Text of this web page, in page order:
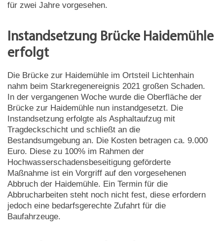
für zwei Jahre vorgesehen.
Instandsetzung Brücke Haidemühle
erfolgt
Die Brücke zur Haidemühle im Ortsteil Lichtenhain
nahm beim Starkregenereignis 2021 großen Schaden.
In der vergangenen Woche wurde die Oberfläche der
Brücke zur Haidemühle nun instandgesetzt. Die
Instandsetzung erfolgte als Asphaltaufzug mit
Tragdeckschicht und schließt an die
Bestandsumgebung an. Die Kosten betragen ca. 9.000
Euro. Diese zu 100% im Rahmen der
Hochwasserschadensbeseitigung geförderte
Maßnahme ist ein Vorgriff auf den vorgesehenen
Abbruch der Haidemühle. Ein Termin für die
Abbrucharbeiten steht noch nicht fest, diese erfordern
jedoch eine bedarfsgerechte Zufahrt für die
Baufahrzeuge.